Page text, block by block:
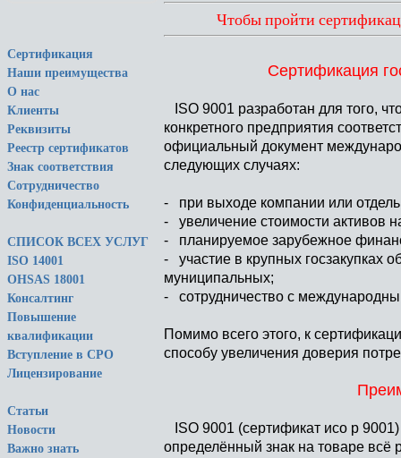
Сертификация
Наши преимущества
О нас
Клиенты
Реквизиты
Реестр сертификатов
Знак соответствия
Сотрудничество
Конфиденциальность
СПИСОК ВСЕХ УСЛУГ
ISO 14001
OHSAS 18001
Консалтинг
Повышение
квалификации
Вступление в СРО
Лицензирование
Статьи
Новости
Важно знать
Чтобы пройти
Cертификация
ISO 9001 разработан для того,
конкретного предприятия
официальный документ
следующих случаях:
- при выходе компании или
- увеличение стоимости активов
- планируемое зарубежное
- участие в крупных госзакупках
муниципальных;
- сотрудничество с
Помимо всего этого, к
способу увеличения доверия
ISO 9001 (сертификат исо р
определённый знак на товаре всё